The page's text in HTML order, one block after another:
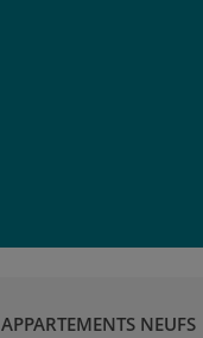
APPARTEMENTS NEUFS